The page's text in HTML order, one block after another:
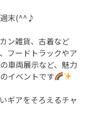
週末(^^♪
ン雑貨、古着など
フードトラックやア
車両展示など、魅力
イベントです
ギアをそろえるチャ